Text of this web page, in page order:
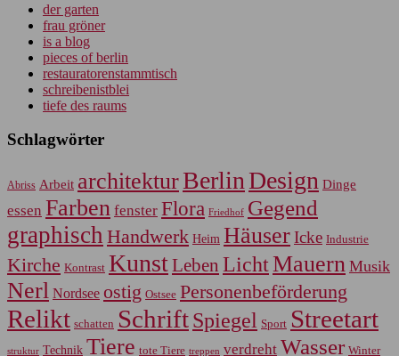
der garten
frau gröner
is a blog
pieces of berlin
restauratorenstammtisch
schreibenistblei
tiefe des raums
Schlagwörter
Abriss Arbeit architekturBerlin Design Dinge
essen Farben fenster Flora Friedhof Gegend
graphisch Handwerk Heim HäuserIcke Industrie
Kirche Kontrast KunstLeben LichtMauern Musik
Nerl Nordsee ostig Ostsee Personenbeförderung
Relikt schatten SchriftSpiegel Sport Streetart
struktur Technik Tiere tote Tiere treppen verdreht Wasser Winter